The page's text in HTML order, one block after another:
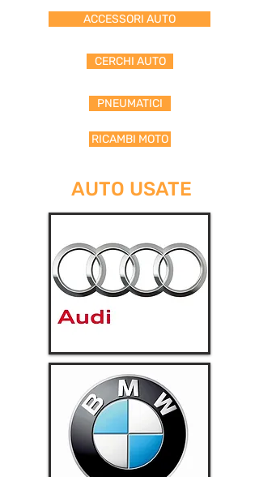
ACCESSORI AUTO
CERCHI AUTO
PNEUMATICI
RICAMBI MOTO
AUTO USATE